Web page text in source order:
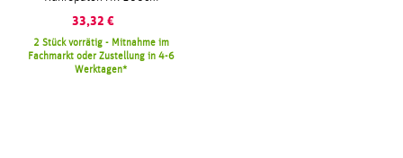
33,32 €
2 Stück vorrätig - Mitnahme im
Fachmarkt oder Zustellung in 4-6
Werktagen